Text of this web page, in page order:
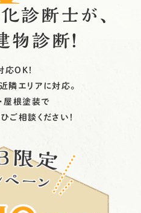
診断士が、
物診断！
応OK！
隣エリアに対応。
屋根塗装で
ご相談ください！